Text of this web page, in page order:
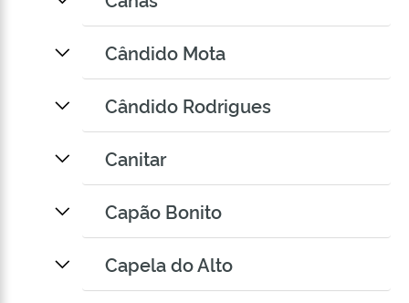
Cândido Mota
Cândido Rodrigues
Canitar
Capão Bonito
Capela do Alto